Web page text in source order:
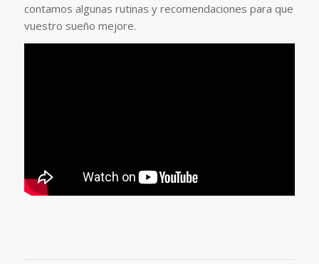
contamos algunas rutinas y recomendaciones para que
vuestro sueño mejore.